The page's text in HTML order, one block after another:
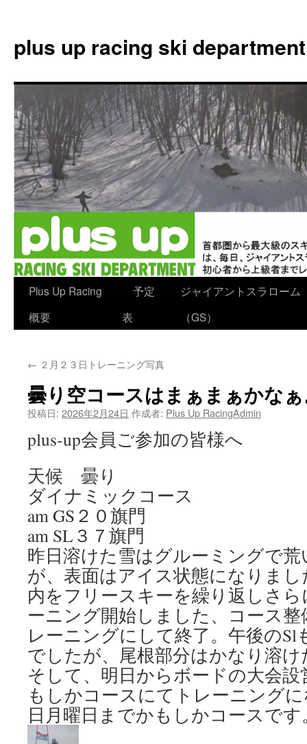
plus up racing ski department
ン
ン
ツ
へ
ス
キ
プ
Plus Up Racing
概要
予定
表
ジャイアントスラローム
（GS）
← ２月２３日トレーニング写真
曇り空コースはまぁまぁかな
投稿日: 2026年2月24日 作成者: Plus Up RacingAdmin
plus-up会員ご参加の皆様へ
天候 曇り
ダイナミックコース
am GS２０旗門
am SL３７旗門
昨日溶けた雪はグルーミングで
が、表面はアイス状態になりま
内をフリースキーを繰り返しさ
ーニング開始しました、コース
レーニングにして終了。午後の
でしたが、尾根部分はかなり溶
そして、明日からボードの大会
もしかコースにてトレーニング
日月曜日までかもしかコースです